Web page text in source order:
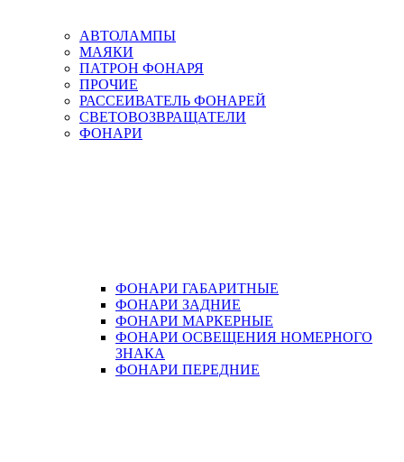
АВТОЛАМПЫ
МАЯКИ
ПАТРОН ФОНАРЯ
ПРОЧИЕ
РАССЕИВАТЕЛЬ ФОНАРЕЙ
СВЕТОВОЗВРАЩАТЕЛИ
ФОНАРИ
ФОНАРИ ГАБАРИТНЫЕ
ФОНАРИ ЗАДНИЕ
ФОНАРИ МАРКЕРНЫЕ
ФОНАРИ ОСВЕЩЕНИЯ НОМЕРНОГО
ЗНАКА
ФОНАРИ ПЕРЕДНИЕ